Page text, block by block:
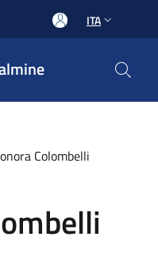
ITA
Colombelli